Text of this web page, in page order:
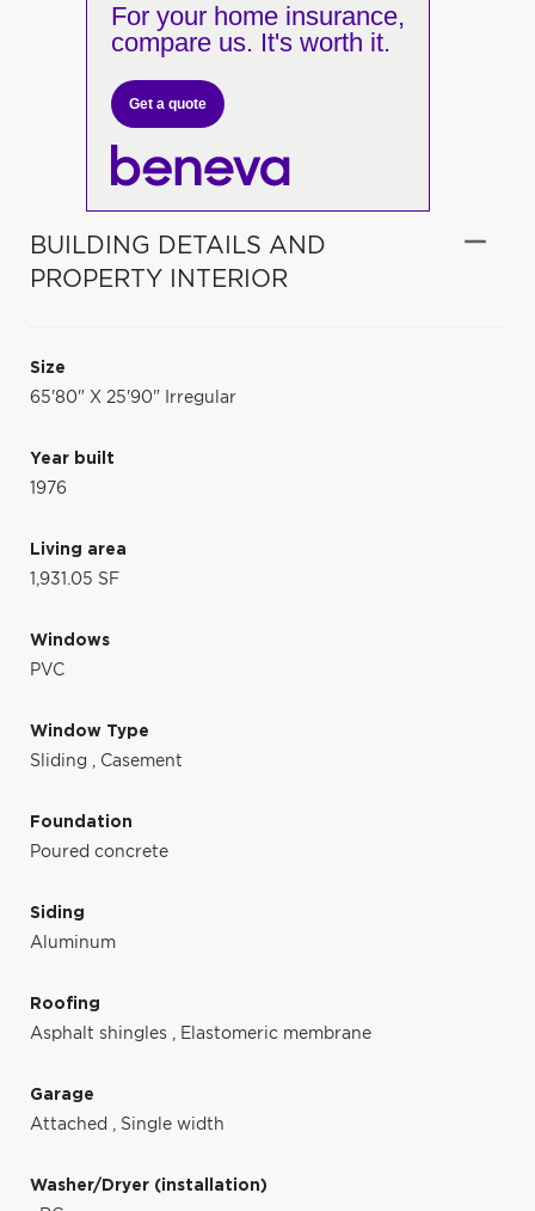
For your home insurance,
compare us. It's worth it.
Get a quote
BUILDING DETAILS AND
PROPERTY INTERIOR
Size
65'80" X 25'90" Irregular
Year built
1976
Living area
1,931.05 SF
Windows
PVC
Window Type
Sliding , Casement
Foundation
Poured concrete
Siding
Aluminum
Roofing
Asphalt shingles , Elastomeric membrane
Garage
Attached , Single width
Washer/Dryer (installation)